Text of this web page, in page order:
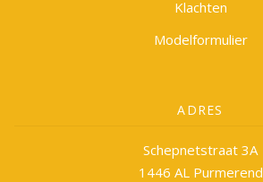
Klachten
Modelformulier
ADRES
Schepnetstraat 3A
1446 AL Purmerend